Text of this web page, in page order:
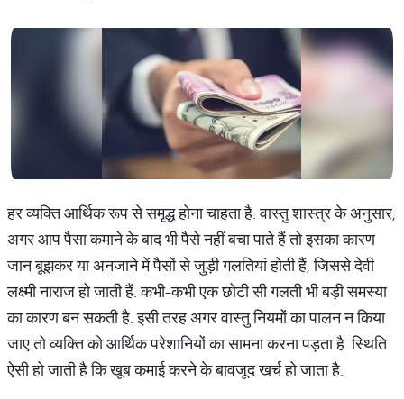
हर व्यक्ति आर्थिक रूप से समृद्ध होना चाहता है. वास्तु शास्त्र के अनुसार,
अगर आप पैसा कमाने के बाद भी पैसे नहीं बचा पाते हैं तो इसका कारण
जान बूझकर या अनजाने में पैसों से जुड़ी गलतियां होती हैं, जिससे देवी
लक्ष्मी नाराज हो जाती हैं. कभी-कभी एक छोटी सी गलती भी बड़ी समस्या
का कारण बन सकती है. इसी तरह अगर वास्तु नियमों का पालन न किया
जाए तो व्यक्ति को आर्थिक परेशानियों का सामना करना पड़ता है. स्थिति
ऐसी हो जाती है कि खूब कमाई करने के बावजूद खर्च हो जाता है.